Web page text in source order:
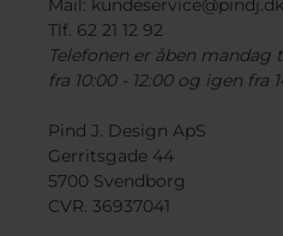
Mail: kundeservice@pindj.dk
Tlf. 62 21 12 92
Telefonen er åben mandag
fra 10:00 - 12:00 og igen fra
Pind J. Design ApS
Gerritsgade 44
5700 Svendborg
CVR. 36937041